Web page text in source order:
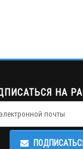
НА